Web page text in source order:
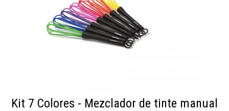
Kit 7 Colores - Mezclador de tinte manual